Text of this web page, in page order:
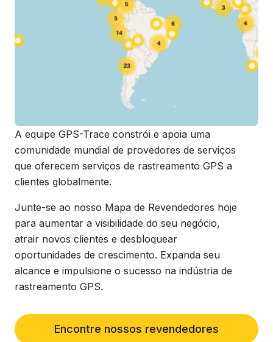
A equipe GPS-Trace constrói e apoia uma
comunidade mundial de provedores de serviços
que oferecem serviços de rastreamento GPS a
clientes globalmente.
Junte-se ao nosso Mapa de Revendedores hoje
para aumentar a visibilidade do seu negócio,
atrair novos clientes e desbloquear
oportunidades de crescimento. Expanda seu
alcance e impulsione o sucesso na indústria de
rastreamento GPS.
Encontre nossos revendedores